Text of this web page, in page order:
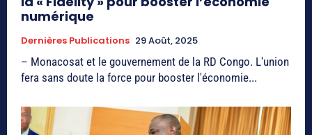
numérique
Dernières Publications 29 Août, 2025
– Monacosat et le gouvernement de la RD Congo. L'union
fera sans doute la force pour booster l'économie...